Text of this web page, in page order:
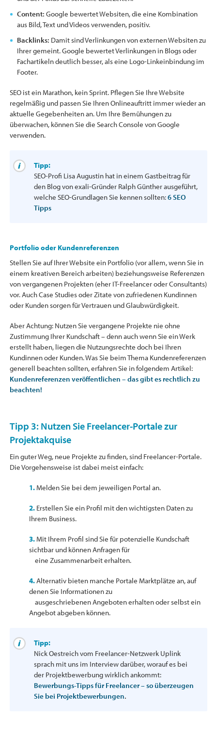
Content: Google bewertet Websiten, die eine Kombination
aus Bild, Text und Videos verwenden, positiv.
Backlinks: Damit sind Verlinkungen von externen Websiten zu
Ihrer gemeint. Google bewertet Verlinkungen in Blogs oder
Fachartikeln deutlich besser, als eine Logo-Linkeinbindung im
Footer.
SEO ist ein Marathon, kein Sprint. Pflegen Sie Ihre Website
regelmäßig und passen Sie Ihren Onlineauftritt immer wieder an
aktuelle Gegebenheiten an. Um Ihre Bemühungen zu
überwachen, können Sie die Search Console von Google
verwenden.
Tipp:
SEO-Profi Lisa Augustin hat in einem Gastbeitrag für
den Blog von exali-Gründer Ralph Günther ausgeführt,
welche SEO-Grundlagen Sie kennen sollten:6 SEO
Tipps
Portfolio oder Kundenreferenzen
Stellen Sie auf Ihrer Website ein Portfolio (vor allem, wenn Sie in
einem kreativen Bereich arbeiten) beziehungsweise Referenzen
von vergangenen Projekten (eher IT-Freelancer oder Consultants)
vor. Auch Case Studies oder Zitate von zufriedenen Kundinnen
oder Kunden sorgen für Vertrauen und Glaubwürdigkeit.
Aber Achtung: Nutzen Sie vergangene Projekte nie ohne
Zustimmung Ihrer Kundschaft – denn auch wenn Sie ein Werk
erstellt haben, liegen die Nutzungsrechte doch bei Ihren
Kundinnen oder Kunden. Was Sie beim Thema Kundenreferenzen
generell beachten sollten, erfahren Sie in folgendem Artikel:
Kundenreferenzen veröffentlichen – das gibt es rechtlich zu
beachten!
Tipp 3: Nutzen Sie Freelancer-Portale zur
Projektakquise
Ein guter Weg, neue Projekte zu finden, sind Freelancer-Portale.
Die Vorgehensweise ist dabei meist einfach:
1. Melden Sie bei dem jeweiligen Portal an.
2. Erstellen Sie ein Profil mit den wichtigsten Daten zu
Ihrem Business.
3. Mit Ihrem Profil sind Sie für potenzielle Kundschaft
sichtbar und können Anfragen für
eine Zusammenarbeit erhalten.
4.Alternativ bieten manche Portale Marktplätze an, auf
denen Sie Informationen zu
ausgeschriebenen Angeboten erhalten oder selbst ein
Angebot abgeben können.
Tipp:
Nick Oestreich vom Freelancer-Netzwerk Uplink
sprach mit uns im Interview darüber, worauf es bei
der Projektbewerbung wirklich ankommt:
Bewerbungs-Tipps für Freelancer – so überzeugen
Sie bei Projektbewerbungen.